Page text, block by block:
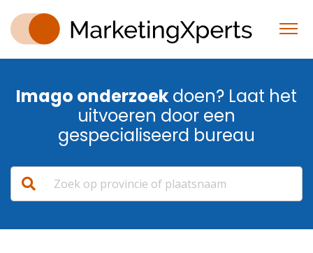
Imago onderzoek doen? Laat het
uitvoeren door een
gespecialiseerd bureau